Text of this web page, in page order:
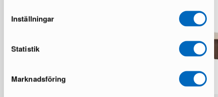
Inställningar
Statistik
Marknadsföring